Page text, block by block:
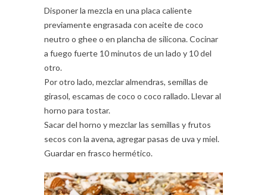
Disponer la mezcla en una placa caliente
previamente engrasada con aceite de coco
neutro o ghee o en plancha de silicona. Cocinar
a fuego fuerte 10 minutos de un lado y 10 del
otro.
Por otro lado, mezclar almendras, semillas de
girasol, escamas de coco o coco rallado. Llevar al
horno para tostar.
Sacar del horno y mezclar las semillas y frutos
secos con la avena, agregar pasas de uva y miel.
Guardar en frasco hermético.